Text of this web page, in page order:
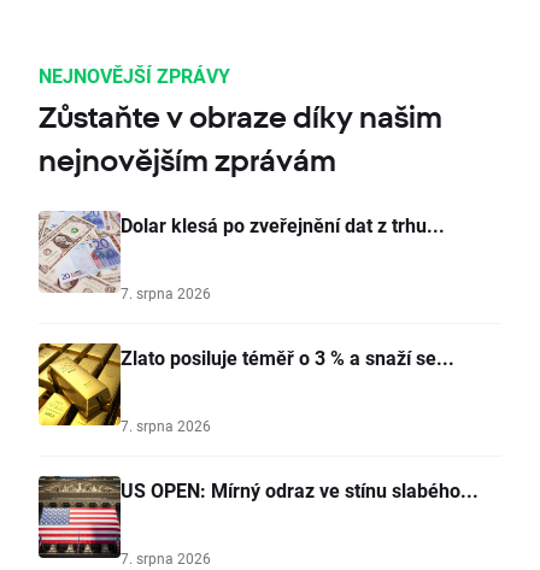
NEJNOVĚJŠÍ ZPRÁVY
Zůstaňte v obraze díky našim
nejnovějším zprávám
Dolar klesá po zveřejnění dat z trhu...
7. srpna 2026
Zlato posiluje téměř o 3 % a snaží se...
7. srpna 2026
US OPEN: Mírný odraz ve stínu slabého...
7. srpna 2026